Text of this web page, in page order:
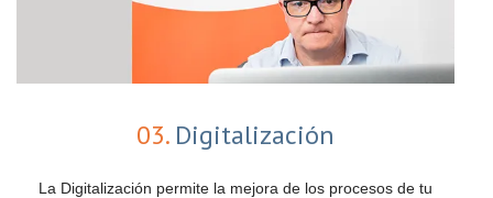
03.Digitalización
La Digitalización permite la mejora de los procesos de tu